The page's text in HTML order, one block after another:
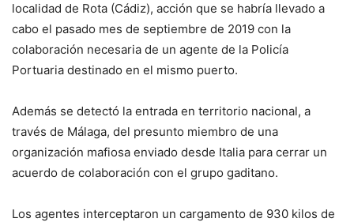
localidad de Rota (Cádiz), acción que se habría llevado a
cabo el pasado mes de septiembre de 2019 con la
colaboración necesaria de un agente de la Policía
Portuaria destinado en el mismo puerto.
Además se detectó la entrada en territorio nacional, a
través de Málaga, del presunto miembro de una
organización mafiosa enviado desde Italia para cerrar un
acuerdo de colaboración con el grupo gaditano.
Los agentes interceptaron un cargamento de 930 kilos de